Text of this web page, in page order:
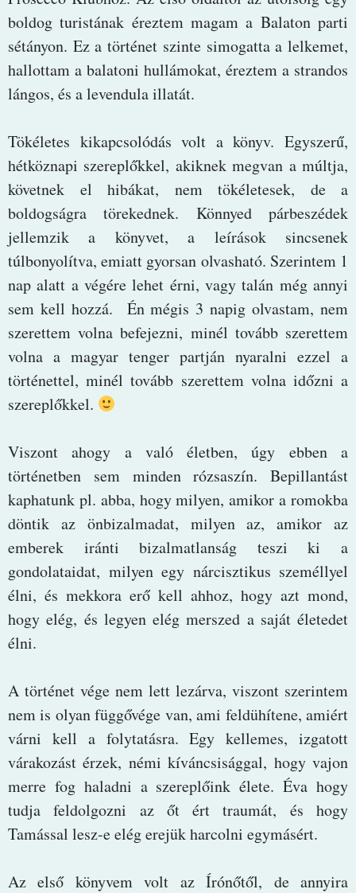
boldog turistának éreztem magam a Balaton parti
sétányon. Ez a történet szinte simogatta a lelkemet,
hallottam a balatoni hullámokat, éreztem a strandos
lángos, és a levendula illatát.
Tökéletes kikapcsolódás volt a könyv. Egyszerű,
hétköznapi szereplőkkel, akiknek megvan a múltja,
követnek el hibákat, nem tökéletesek, de a
boldogságra törekednek. Könnyed párbeszédek
jellemzik a könyvet, a leírások sincsenek
túlbonyolítva, emiatt gyorsan olvasható. Szerintem 1
nap alatt a végére lehet érni, vagy talán még annyi
sem kell hozzá. Én mégis 3 napig olvastam, nem
szerettem volna befejezni, minél tovább szerettem
volna a magyar tenger partján nyaralni ezzel a
történettel, minél tovább szerettem volna időzni a
szereplőkkel.
Viszont ahogy a való életben, úgy ebben a
történetben sem minden rózsaszín. Bepillantást
kaphatunk pl. abba, hogy milyen, amikor a romokba
döntik az önbizalmadat, milyen az, amikor az
emberek iránti bizalmatlanság teszi ki a
gondolataidat, milyen egy nárcisztikus személlyel
élni, és mekkora erő kell ahhoz, hogy azt mond,
hogy elég, és legyen elég merszed a saját életedet
élni.
A történet vége nem lett lezárva, viszont szerintem
nem is olyan függővége van, ami feldühítene, amiért
várni kell a folytatásra. Egy kellemes, izgatott
várakozást érzek, némi kíváncsisággal, hogy vajon
merre fog haladni a szereplőink élete. Éva hogy
tudja feldolgozni az őt ért traumát, és hogy
Tamással lesz-e elég erejük harcolni egymásért.
Az első könyvem volt az Írónőtől, de annyira